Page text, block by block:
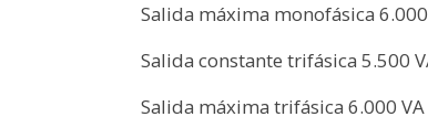
Salida máxima monofásica
Salida constante trifásica 5.500
Salida máxima trifásica 6.000 VA